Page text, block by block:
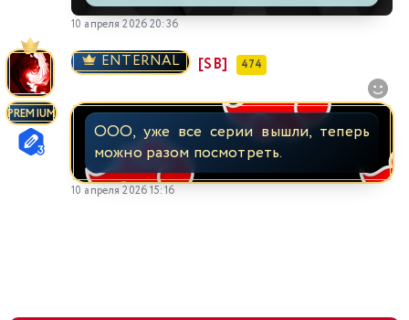
10 апреля 2026 20:36
PREMIUM
ENTERNAL [SB] 474
ООО, уже все серии вышли, теперь
можно разом посмотреть.
10 апреля 2026 15:16